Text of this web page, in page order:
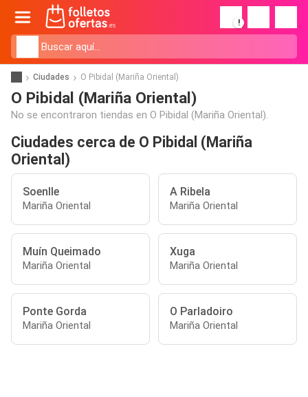
!
Ciudades O Pibidal (Mariña Oriental)
O Pibidal (Mariña Oriental)
No se encontraron tiendas en O Pibidal (Mariña Oriental).
Ciudades cerca de O Pibidal (Mariña
Oriental)
Soenlle
Mariña Oriental
A Ribela
Mariña Oriental
Muín Queimado
Mariña Oriental
Xuga
Mariña Oriental
Ponte Gorda
Mariña Oriental
O Parladoiro
Mariña Oriental